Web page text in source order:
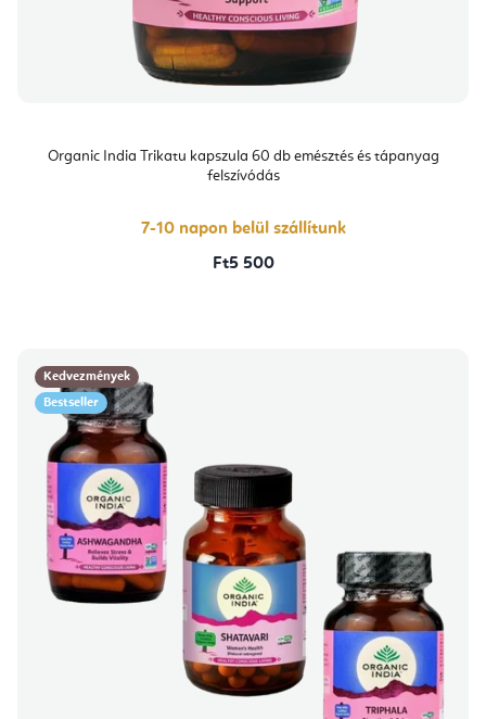
Organic India Trikatu kapszula 60 db emésztés és tápanyag
felszívódás
7-10 napon belül szállítunk
Ft5 500
Kedvezmények
Bestseller